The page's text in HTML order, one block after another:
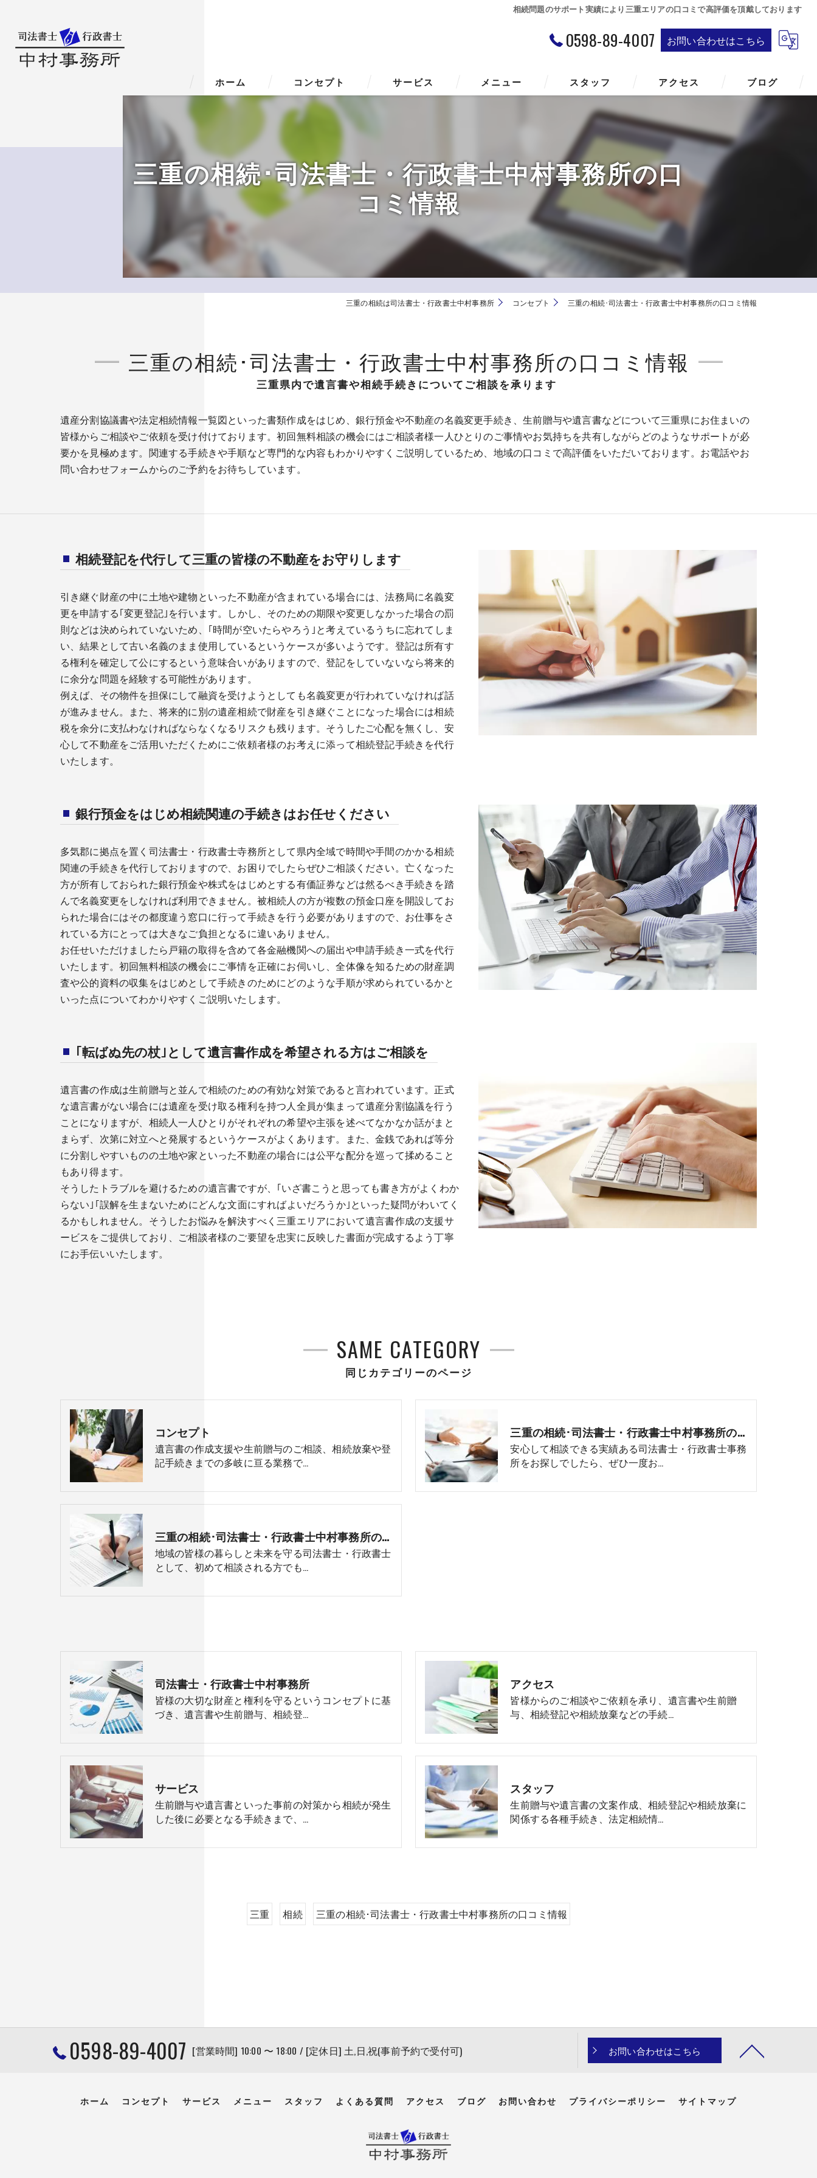
相続問題のサポート実績により三重エリアの口コミで高評価を頂戴しております
0598-89-4007 お問い合わせはこちら
ホーム コンセプト サービス メニュー スタッフ アクセス ブログ
三重の相続･司法書士・行政書士中村事務所の口
コミ情報
三重の相続は司法書士・行政書士中村事務所 コンセプト 三重の相続･司法書士・行政書士中村事務所の口コミ情報
三重県内で遺言書や相続手続きについてご相談を承ります
三重の相続･司法書士・行政書士中村事務所の口コミ情報
遺産分割協議書や法定相続情報一覧図といった書類作成をはじめ、銀行預金や不動産の名義変更手続き、生前贈与や遺言書などについて三重県にお住まいの
皆様からご相談やご依頼を受け付けております。初回無料相談の機会にはご相談者様一人ひとりのご事情やお気持ちを共有しながらどのようなサポートが必
要かを見極めます。関連する手続きや手順など専門的な内容もわかりやすくご説明しているため、地域の口コミで高評価をいただいております。お電話やお
問い合わせフォームからのご予約をお待ちしています。
相続登記を代行して三重の皆様の不動産をお守りします
引き継ぐ財産の中に土地や建物といった不動産が含まれている場合には、法務局に名義変
更を申請する｢変更登記｣を行います。しかし、そのための期限や変更しなかった場合の罰
則などは決められていないため、｢時間が空いたらやろう｣と考えているうちに忘れてしま
い、結果として古い名義のまま使用しているというケースが多いようです。登記は所有す
る権利を確定して公にするという意味合いがありますので、登記をしていないなら将来的
に余分な問題を経験する可能性があります。
例えば、その物件を担保にして融資を受けようとしても名義変更が行われていなければ話
が進みません。また、将来的に別の遺産相続で財産を引き継ぐことになった場合には相続
税を余分に支払わなければならなくなるリスクも残ります。そうしたご心配を無くし、安
心して不動産をご活用いただくためにご依頼者様のお考えに添って相続登記手続きを代行
いたします。
銀行預金をはじめ相続関連の手続きはお任せください
多気郡に拠点を置く司法書士・行政書士寺務所として県内全域で時間や手間のかかる相続
関連の手続きを代行しておりますので、お困りでしたらぜひご相談ください。亡くなった
方が所有しておられた銀行預金や株式をはじめとする有価証券などは然るべき手続きを踏
んで名義変更をしなければ利用できません。被相続人の方が複数の預金口座を開設してお
られた場合にはその都度違う窓口に行って手続きを行う必要がありますので、お仕事をさ
れている方にとっては大きなご負担となるに違いありません。
お任せいただけましたら戸籍の取得を含めて各金融機関への届出や申請手続き一式を代行
いたします。初回無料相談の機会にご事情を正確にお伺いし、全体像を知るための財産調
査や公的資料の収集をはじめとして手続きのためにどのような手順が求められているかと
いった点についてわかりやすくご説明いたします。
｢転ばぬ先の杖｣として遺言書作成を希望される方はご相談を
遺言書の作成は生前贈与と並んで相続のための有効な対策であると言われています。正式
な遺言書がない場合には遺産を受け取る権利を持つ人全員が集まって遺産分割協議を行う
ことになりますが、相続人一人ひとりがそれぞれの希望や主張を述べてなかなか話がまと
まらず、次第に対立へと発展するというケースがよくあります。また、金銭であれば等分
に分割しやすいものの土地や家といった不動産の場合には公平な配分を巡って揉めること
もあり得ます。
そうしたトラブルを避けるための遺言書ですが、｢いざ書こうと思っても書き方がよくわか
らない｣｢誤解を生まないためにどんな文面にすればよいだろうか｣といった疑問がわいてく
るかもしれません。そうしたお悩みを解決すべく三重エリアにおいて遺言書作成の支援サ
ービスをご提供しており、ご相談者様のご要望を忠実に反映した書面が完成するよう丁寧
にお手伝いいたします。
同じカテゴリーのページ
SAME CATEGORY
コンセプト
遺言書の作成支援や生前贈与のご相談、相続放棄や登
記手続きまでの多岐に亘る業務で…
三重の相続･司法書士・行政書士中村事務所の評判
安心して相談できる実績ある司法書士・行政書士事務
所をお探しでしたら、ぜひ一度お…
三重の相続･司法書士・行政書士中村事務所のお客様の声
地域の皆様の暮らしと未来を守る司法書士・行政書士
として、初めて相談される方でも…
司法書士・行政書士中村事務所
皆様の大切な財産と権利を守るというコンセプトに基
づき、遺言書や生前贈与、相続登…
アクセス
皆様からのご相談やご依頼を承り、遺言書や生前贈
与、相続登記や相続放棄などの手続…
サービス
生前贈与や遺言書といった事前の対策から相続が発生
した後に必要となる手続きまで、…
スタッフ
生前贈与や遺言書の文案作成、相続登記や相続放棄に
関係する各種手続き、法定相続情…
三重 相続 三重の相続･司法書士・行政書士中村事務所の口コミ情報
0598-89-4007 [営業時間] 10:00 〜 18:00 / [定休日] 土,日,祝(事前予約で受付可) お問い合わせはこちら
ホーム コンセプト サービス メニュー スタッフ よくある質問 アクセス ブログ お問い合わせ プライバシーポリシー サイトマップ